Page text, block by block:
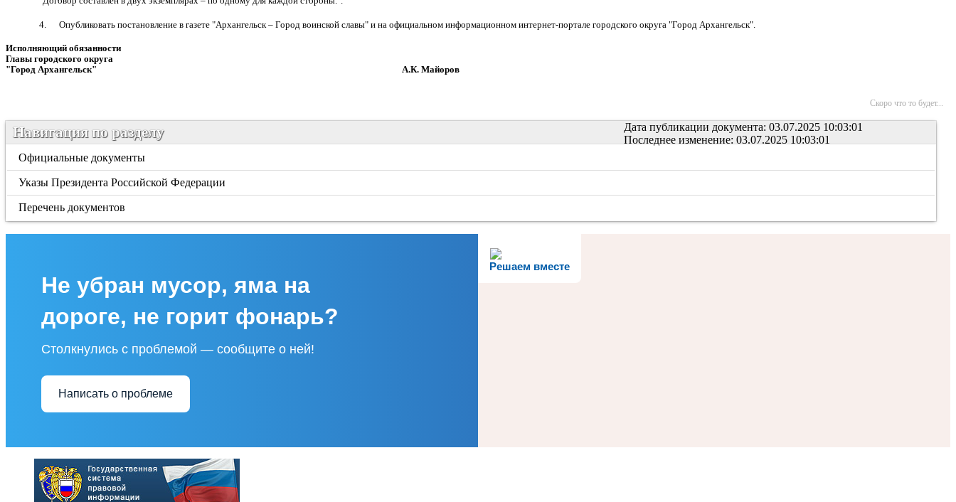
4. Опубликовать постановление в газете "Архангельск – Город воинской славы" и на официальном информационном интернет-портале городского округа "Город Архангельск".
Исполняющий обязанности
Главы городского округа
"Город Архангельск" А.К. Майоров
Скоро что то будет...
Дата публикации документа: 03.07.2025 10:03:01
Последнее изменение: 03.07.2025 10:03:01
Навигация по разделу
Официальные документы
Указы Президента Российской Федерации
Перечень документов
Решаем вместе
Не убран мусор, яма на
дороге, не горит фонарь?
Столкнулись с проблемой — сообщите о ней!
Написать о проблеме